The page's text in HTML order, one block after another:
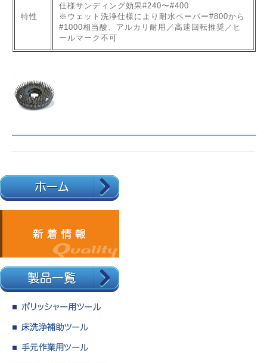
特性
仕様サンディング効果#240〜#400
※ウェット洗浄仕様により耐水ペーパー#800から
#1000相当酸、アルカリ耐用／高速回転推奨／ヒ
ールマーク不可